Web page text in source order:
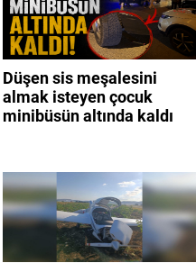
Düşen sis meşalesini
almak isteyen çocuk
minibüsün altında kaldı